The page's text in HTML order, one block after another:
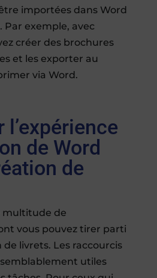
importées dans Word
Par exemple, avec
créer des brochures
et les exporter au
via Word.
de Word
de
multitude de
vous pouvez tirer parti
de livrets. Les raccourcis
utiles